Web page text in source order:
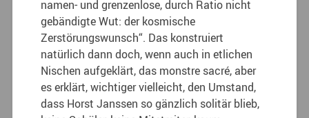
namen- und grenzenlose, durch Ratio nicht
gebändigte Wut: der kosmische
Zerstörungswunsch“. Das konstruiert
natürlich dann doch, wenn auch in etlichen
Nischen aufgeklärt, das monstre sacré, aber
es erklärt, wichtiger vielleicht, den Umstand,
dass Horst Janssen so gänzlich solitär blieb,